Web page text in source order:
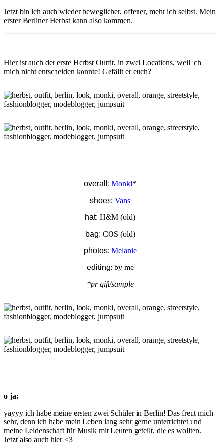
Jetzt bin ich auch wieder beweglicher, offener, mehr ich selbst. Mein
erster Berliner Herbst kann also kommen.
Hier ist auch der erste Herbst Outfit, in zwei Locations, weil ich
mich nicht entscheiden konnte! Gefällt er euch?
overall: Monki*
shoes: Vans
hat: H&M (old)
bag: COS (old)
photos: Melanie
editing: by me
*pr gift/sample
o ja:
yayyy ich habe meine ersten zwei Schüler in Berlin! Das freut mich
sehr, denn ich habe mein Leben lang sehr gerne unterrichtet und
meine Leidenschaft für Musik mit Leuten geteilt, die es wollten.
Jetzt also auch hier <3